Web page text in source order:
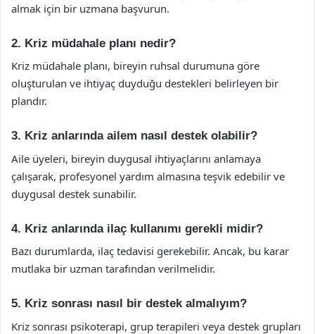
almak için bir uzmana başvurun.
2. Kriz müdahale planı nedir?
Kriz müdahale planı, bireyin ruhsal durumuna göre
oluşturulan ve ihtiyaç duyduğu destekleri belirleyen bir
plandır.
3. Kriz anlarında ailem nasıl destek olabilir?
Aile üyeleri, bireyin duygusal ihtiyaçlarını anlamaya
çalışarak, profesyonel yardım almasına teşvik edebilir ve
duygusal destek sunabilir.
4. Kriz anlarında ilaç kullanımı gerekli midir?
Bazı durumlarda, ilaç tedavisi gerekebilir. Ancak, bu karar
mutlaka bir uzman tarafından verilmelidir.
5. Kriz sonrası nasıl bir destek almalıyım?
Kriz sonrası psikoterapi, grup terapileri veya destek grupları